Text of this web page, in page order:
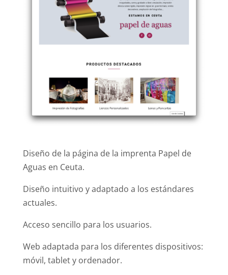
Diseño de la página de la imprenta Papel de
Aguas en Ceuta.
Diseño intuitivo y adaptado a los estándares
actuales.
Acceso sencillo para los usuarios.
Web adaptada para los diferentes dispositivos:
móvil, tablet y ordenador.